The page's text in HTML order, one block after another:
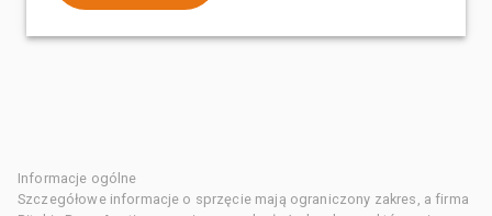
Informacje ogólne
Szczegółowe informacje o sprzęcie mają ograniczony zakres, a firma